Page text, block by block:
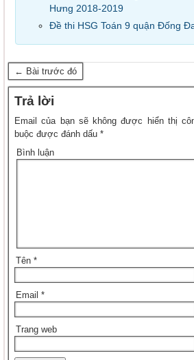
Hưng 2018-2019
Đề thi HSG Toán 9 quận Đống
← Bài trước đó
Trả lời
Email của bạn sẽ không được hiển thị
buộc được đánh dấu *
Bình luận
Tên *
Email *
Trang web